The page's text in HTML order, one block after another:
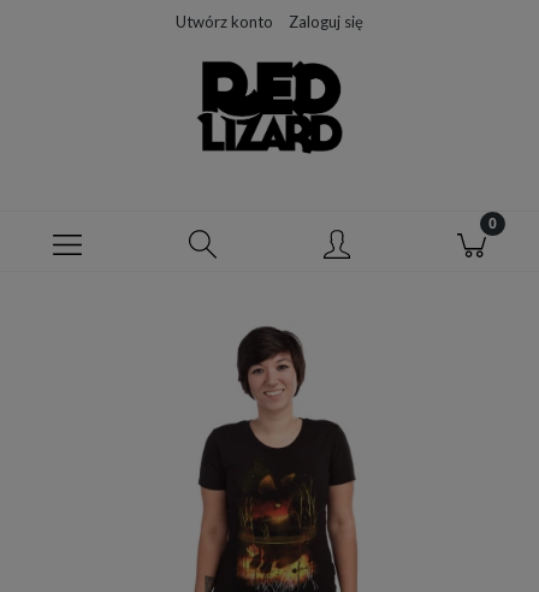
Utwórz konto Zaloguj się